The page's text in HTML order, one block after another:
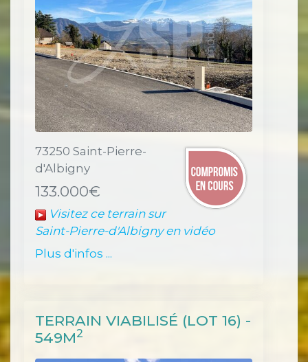
73250 Saint-Pierre-
d'Albigny
133.000€
Visitez ce terrain sur
Saint-Pierre-d'Albigny en vidéo
Plus d'infos ...
TERRAIN VIABILISÉ (LOT 16) -
549M2